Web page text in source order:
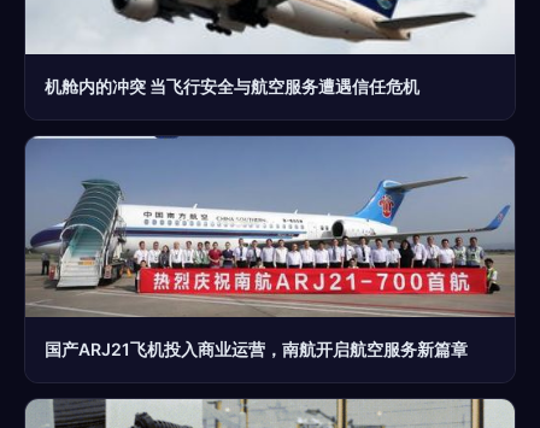
机舱内的冲突 当飞行安全与航空服务遭遇信任危机
国产ARJ21飞机投入商业运营，南航开启航空服务新篇章